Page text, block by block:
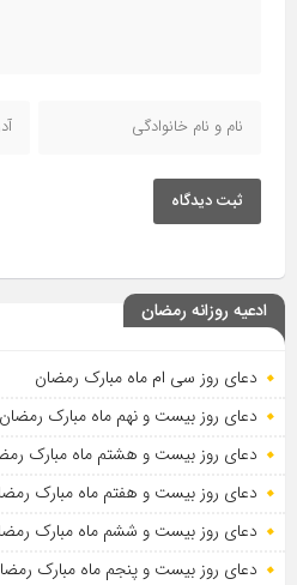
ثبت دیدگاه
ادعیه روزانه رمضان
دعای روز سی ام ماه مبارک رمضان
دعای روز بیست و نهم ماه مبارک رمضان
دعای روز بیست و هشتم ماه مبارک
دعای روز بیست و هفتم ماه مبارک
دعای روز بیست و ششم ماه مبارک
دعای روز بیست و پنجم ماه مبارک